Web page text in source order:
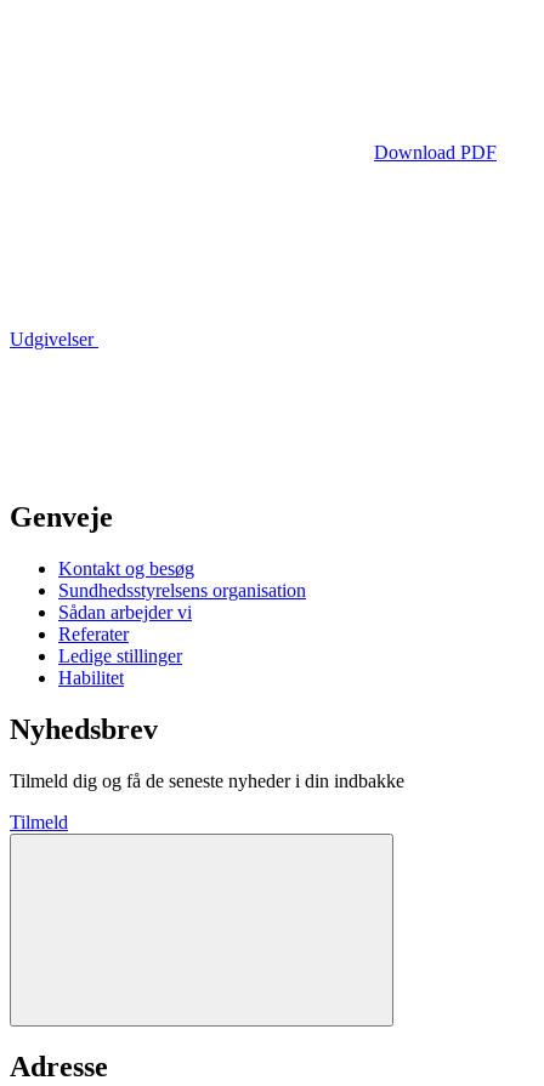
Download PDF
Udgivelser
Genveje
Kontakt og besøg
Sundhedsstyrelsens organisation
Sådan arbejder vi
Referater
Ledige stillinger
Habilitet
Nyhedsbrev
Tilmeld dig og få de seneste nyheder i din indbakke
Tilmeld
Adresse